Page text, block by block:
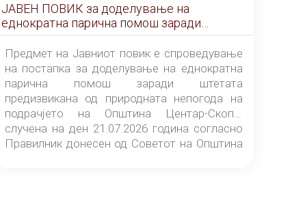
ЈАВЕН ПОВИК за доделување на
еднократна парична помош заради
штетата предизвикана од природната
непогода на подрачјето на Општина
Центар-Скопје случена на ден 21.07.2026
година
Предмет на Јавниот повик е спроведување
на постапка за доделување на еднократна
парична помош заради штетата
предизвикана од природната непогода на
подрачјето на Општина Центар-Скопје
случена на ден 21.07.2026 година согласно
Правилник донесен од Советот на Општина